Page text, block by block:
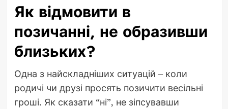
Як відмовити в
позичанні, не образивши
близьких?
Одна з найскладніших ситуацій – коли
родичі чи друзі просять позичити весільні
гроші. Як сказати “ні”, не зіпсувавши